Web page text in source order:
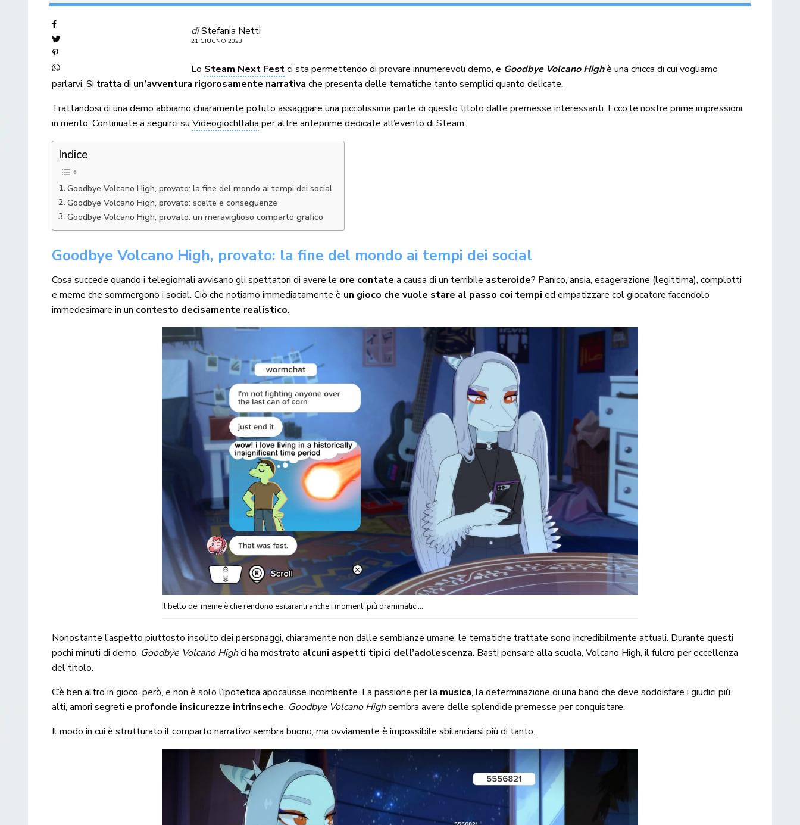
diStefania Netti
21 GIUGNO 2023
Lo Steam Next Festci sta permettendo di provare innumerevoli demo, e Goodbye Volcano Highè una chicca di cui vogliamo
parlarvi. Si tratta di un’avventura rigorosamente narrativa che presenta delle tematiche tanto semplici quanto delicate.
Trattandosi di una demo abbiamo chiaramente potuto assaggiare una piccolissima parte di questo titolo dalle premesse interessanti. Ecco le nostre prime impressioni
in merito. Continuate a seguirci suVideogiochItalia per altre anteprime dedicate all’evento di Steam.
Indice
Goodbye Volcano High, provato: la fine del mondo ai tempi dei social
Goodbye Volcano High, provato: scelte e conseguenze
Goodbye Volcano High, provato: un meraviglioso comparto grafico
Goodbye Volcano High, provato: la fine del mondo ai tempi dei social
Cosa succede quando i telegiornali avvisano gli spettatori di avere le ore contate a causa di un terribile asteroide? Panico, ansia, esagerazione (legittima), complotti
e meme che sommergono i social. Ciò che notiamo immediatamente è un gioco che vuole stare al passo coi tempi ed empatizzare col giocatore facendolo
immedesimare in un contesto decisamente realistico.
Il bello dei meme è che rendono esilaranti anche i momenti più drammatici…
Nonostante l’aspetto piuttosto insolito dei personaggi, chiaramente non dalle sembianze umane, le tematiche trattate sono incredibilmente attuali. Durante questi
pochi minuti di demo, Goodbye Volcano Highci ha mostrato alcuni aspetti tipici dell’adolescenza. Basti pensare alla scuola, Volcano High, il fulcro per eccellenza
del titolo.
C’è ben altro in gioco, però, e non è solo l’ipotetica apocalisse incombente. La passione per la musica, la determinazione di una band che deve soddisfare i giudici più
alti, amori segreti e profonde insicurezze intrinseche. Goodbye Volcano Highsembra avere delle splendide premesse per conquistare.
Il modo in cui è strutturato il comparto narrativo sembra buono, ma ovviamente è impossibile sbilanciarsi più di tanto.